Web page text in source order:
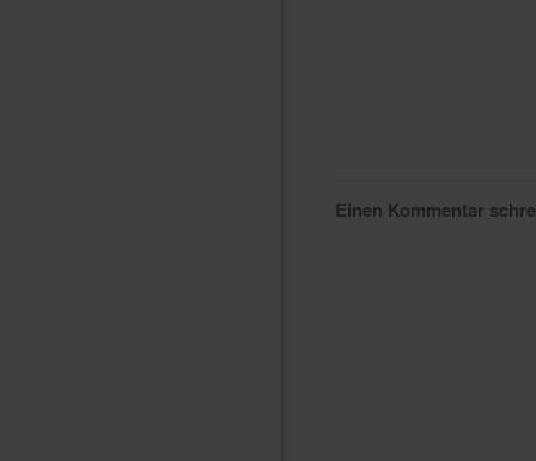
Einen Kommentar